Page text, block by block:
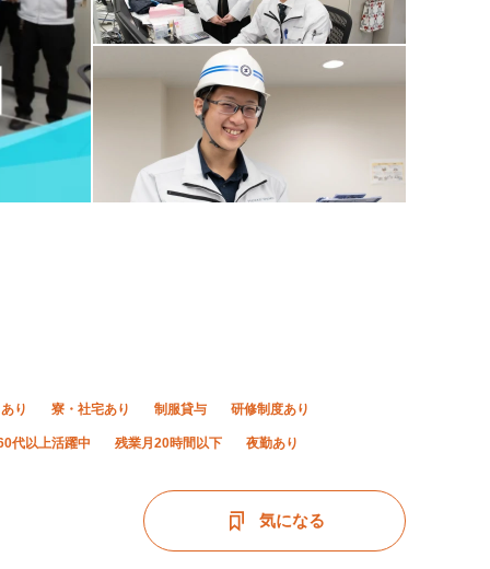
り 寮・社宅あり 制服貸与 研修制度あり
代以上活躍中 残業月20時間以下 夜勤あり
気になる